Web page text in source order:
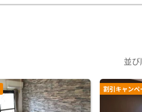
並
割引キャンペ